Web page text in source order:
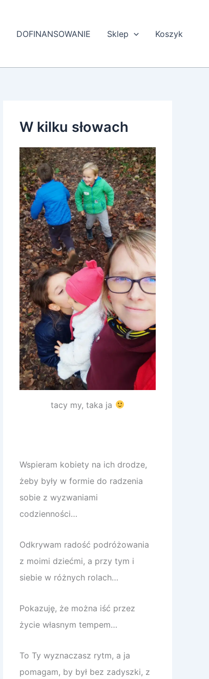
DOFINANSOWANIE Sklep Koszyk
W kilku słowach
tacy my, taka ja
Wspieram kobiety na ich drodze,
żeby były w formie do radzenia
sobie z wyzwaniami
codzienności…
Odkrywam radość podróżowania
z moimi dziećmi, a przy tym i
siebie w różnych rolach…
Pokazuję, że można iść przez
życie własnym tempem…
To Ty wyznaczasz rytm, a ja
pomagam, by był bez zadyszki, z